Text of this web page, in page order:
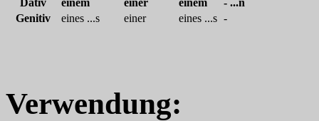
Genitiv
eines ...s einer eines ...s -
Verwendung: